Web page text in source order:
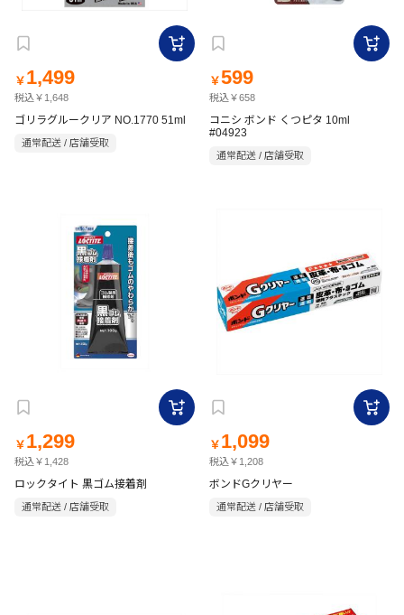
￥ 1,499
税込￥1,648
ゴリラグルークリア NO.1770 51ml
通常配送 / 店舗受取
￥599
税込￥658
コニシ ボンド くつピタ 10ml
#04923
通常配送 / 店舗受取
￥ 1,299
税込￥1,428
ロックタイト 黒ゴム接着剤
通常配送 / 店舗受取
￥ 1,099
税込￥1,208
ボンドGクリヤー
通常配送 / 店舗受取